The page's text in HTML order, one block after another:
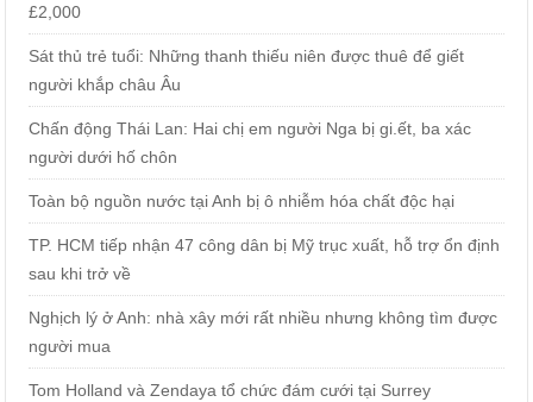
£2,000
Sát thủ trẻ tuổi: Những thanh thiếu niên được thuê để giết
người khắp châu Âu
Chấn động Thái Lan: Hai chị em người Nga bị gi.ết, ba xác
người dưới hố chôn
Toàn bộ nguồn nước tại Anh bị ô nhiễm hóa chất độc hại
TP. HCM tiếp nhận 47 công dân bị Mỹ trục xuất, hỗ trợ ổn định
sau khi trở về
Nghịch lý ở Anh: nhà xây mới rất nhiều nhưng không tìm được
người mua
Tom Holland và Zendaya tổ chức đám cưới tại Surrey